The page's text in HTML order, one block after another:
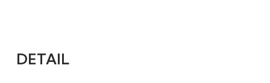
DETAIL